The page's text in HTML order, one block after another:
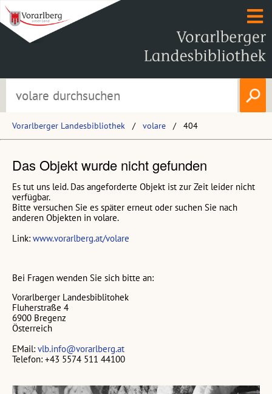
Vorarlberger Landesbibliothek volare 404
Das Objekt wurde nicht gefunden
Es tut uns leid. Das angeforderte Objekt ist zur Zeit leider nicht
verfügbar.
Bitte versuchen Sie es später erneut oder suchen Sie nach
anderen Objekten in volare.
Link: www.vorarlberg.at/volare
Bei Fragen wenden Sie sich bitte an:
Vorarlberger Landesbiblitohek
Fluherstraße 4
6900 Bregenz
Österreich
EMail: vlb.info@vorarlberg.at
Telefon: +43 5574 511 44100